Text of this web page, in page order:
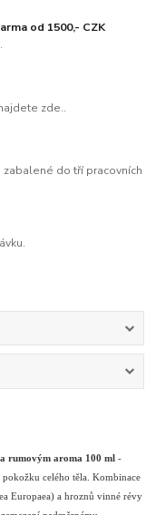
od 1500,- CZK
zde..
do tří pracovních
rumovým aroma 100 ml -
celého těla. Kombinace
Europaea) a hroznů vinné révy